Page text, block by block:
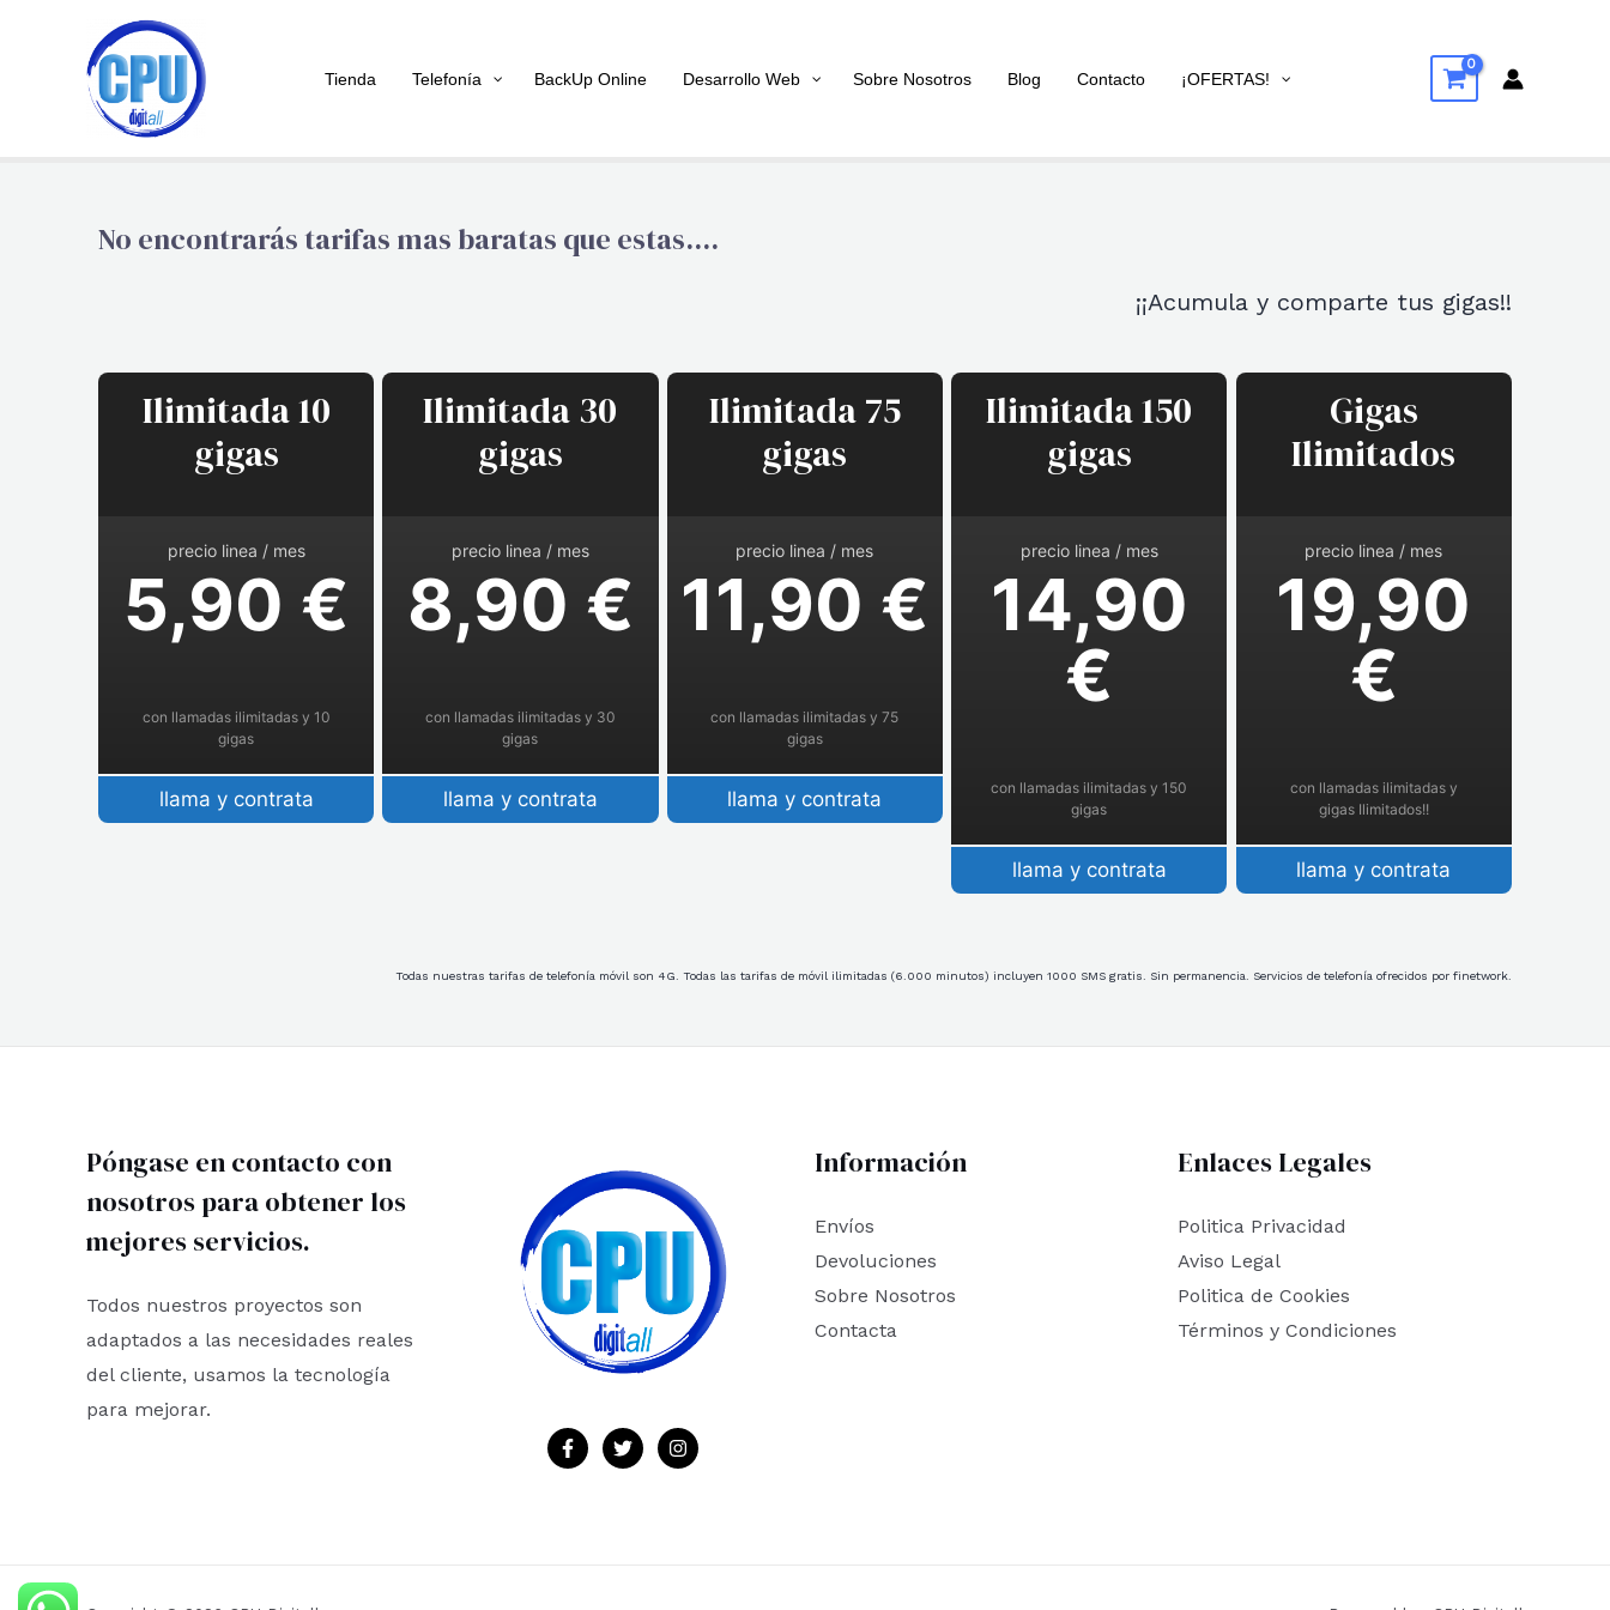
Tienda Telefonía BackUp Online Desarrollo Web Sobre Nosotros Blog Contacto ¡OFERTAS!
No encontrarás tarifas mas baratas que estas....
¡¡Acumula y comparte tus gigas!!
Ilimitada 10
gigas
precio linea / mes
5,90 €
con llamadas ilimitadas y 10
gigas
llama y contrata
Ilimitada 30
gigas
precio linea / mes
8,90 €
con llamadas ilimitadas y 30
gigas
llama y contrata
Ilimitada 75
gigas
precio linea / mes
11,90 €
con llamadas ilimitadas y 75
gigas
llama y contrata
Ilimitada 150
gigas
precio linea / mes
14,90
€
con llamadas ilimitadas y 150
gigas
llama y contrata
Gigas
Ilimitados
precio linea / mes
19,90
€
con llamadas ilimitadas y
gigas Ilimitados!!
llama y contrata
Todas nuestras tarifas de telefonía móvil son 4G. Todas las tarifas de móvil ilimitadas (6.000 minutos) incluyen 1000 SMS gratis. Sin permanencia. Servicios de telefonía ofrecidos por finetwork.
Póngase en contacto con
nosotros para obtener los
mejores servicios.
Todos nuestros proyectos son
adaptados a las necesidades reales
del cliente, usamos la tecnología
para mejorar.
Información
Envíos
Devoluciones
Sobre Nosotros
Contacta
Enlaces Legales
Politica Privacidad
Aviso Legal
Politica de Cookies
Términos y Condiciones